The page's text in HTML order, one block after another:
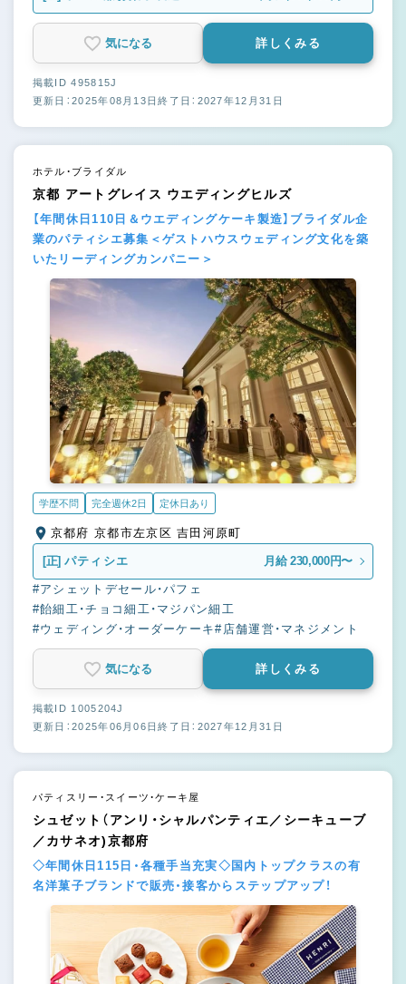
気になる 詳しくみる
掲載ID 495815J
更新日：2025年08月13日終了日：2027年12月31日
ホテル・ブライダル
京都 アートグレイス ウエディングヒルズ
【年間休日110日＆ウエディングケーキ製造】ブライダル企
業のパティシエ募集＜ゲストハウスウェディング文化を築
いたリーディングカンパニー＞
学歴不問 完全週休2日 定休日あり
京都府 京都市左京区 吉田河原町
[正] パティシエ 月給 230,000円〜
#アシェットデセール・パフェ
#飴細工・チョコ細工・マジパン細工
#ウェディング・オーダーケーキ#店舗運営・マネジメント
気になる 詳しくみる
掲載ID 1005204J
更新日：2025年06月06日終了日：2027年12月31日
パティスリー・スイーツ・ケーキ屋
シュゼット（アンリ・シャルパンティエ／シーキューブ
／カサネオ)京都府
◇年間休日115日・各種手当充実◇国内トップクラスの有
名洋菓子ブランドで販売・接客からステップアップ！